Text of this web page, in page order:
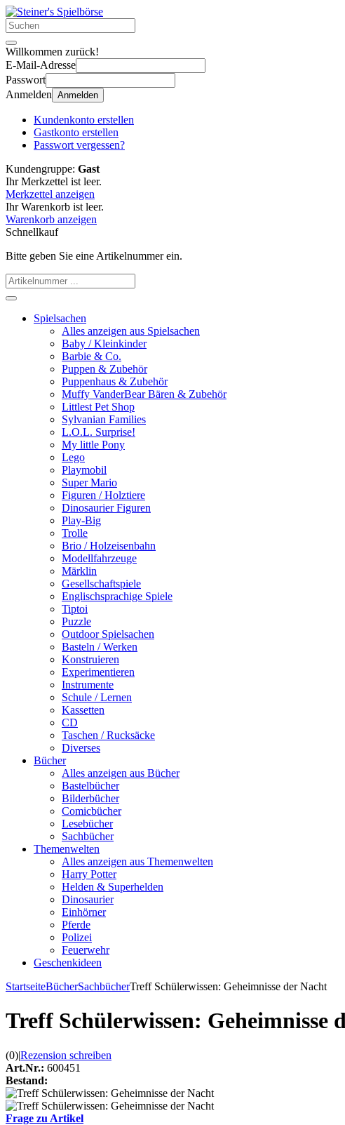
Willkommen zurück!
E-Mail-Adresse
Passwort
Anmelden Anmelden
Kundenkonto erstellen
Gastkonto erstellen
Passwort vergessen?
Kundengruppe: Gast
Ihr Merkzettel ist leer.
Merkzettel anzeigen
Ihr Warenkorb ist leer.
Warenkorb anzeigen
Schnellkauf
Bitte geben Sie eine Artikelnummer ein.
Spielsachen
Alles anzeigen aus Spielsachen
Baby / Kleinkinder
Barbie & Co.
Puppen & Zubehör
Puppenhaus & Zubehör
Muffy VanderBear Bären & Zubehör
Littlest Pet Shop
Sylvanian Families
L.O.L. Surprise!
My little Pony
Lego
Playmobil
Super Mario
Figuren / Holztiere
Dinosaurier Figuren
Play-Big
Trolle
Brio / Holzeisenbahn
Modellfahrzeuge
Märklin
Gesellschaftspiele
Englischsprachige Spiele
Tiptoi
Puzzle
Outdoor Spielsachen
Basteln / Werken
Konstruieren
Experimentieren
Instrumente
Schule / Lernen
Kassetten
CD
Taschen / Rucksäcke
Diverses
Bücher
Alles anzeigen aus Bücher
Bastelbücher
Bilderbücher
Comicbücher
Lesebücher
Sachbücher
Themenwelten
Alles anzeigen aus Themenwelten
Harry Potter
Helden & Superhelden
Dinosaurier
Einhörner
Pferde
Polizei
Feuerwehr
Geschenkideen
StartseiteBücherSachbücherTreff Schülerwissen: Geheimnisse der Nacht
Treff Schülerwissen: Geheimnisse
(0)|Rezension schreiben
Art.Nr.: 600451
Bestand:
Frage zu Artikel